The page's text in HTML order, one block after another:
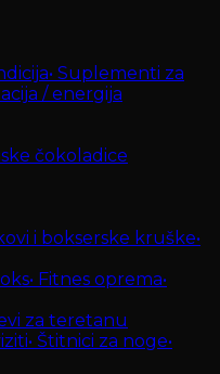
• Suplementi za
/ energija
čokoladice
i bokserske kruške•
• Fitnes oprema•
za teretanu
• Štitnici za noge•